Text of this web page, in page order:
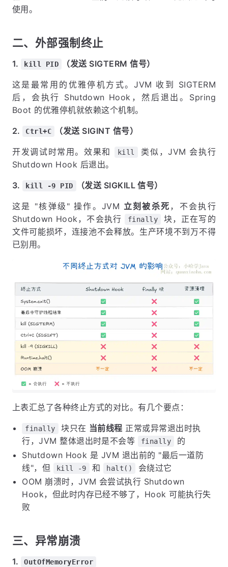
使用。
二、外部强制终止
1. kill PID （发送 SIGTERM 信号）
这是最常用的优雅停机方式。JVM 收到 SIGTERM
后，会执行 Shutdown Hook，然后退出。Spring
Boot 的优雅停机就依赖这个机制。
2. Ctrl+C （发送 SIGINT 信号）
开发调试时常用。效果和 kill
类似，JVM 会执行
Shutdown Hook 后退出。
3. kill -9 PID （发送 SIGKILL 信号）
这是 "核弹级" 操作。JVM 立刻被杀死 ，不会执行
Shutdown Hook，不会执行
finally
块，正在写的
文件可能损坏，连接池不会释放。生产环境不到万不得
已别用。
上表汇总了各种终止方式的对比。有几个要点：
finally 块只在 当前线程 正常或异常退出时执
行，JVM 整体退出时是不会等
finally
的
Shutdown Hook 是 JVM 退出前的 "最后一道防
线"，但
kill -9 和 halt()
会绕过它
OOM 崩溃时，JVM 会尝试执行 Shutdown
Hook，但此时内存已经不够了，Hook 可能执行失
败
三、异常崩溃
1. OutOfMemoryError